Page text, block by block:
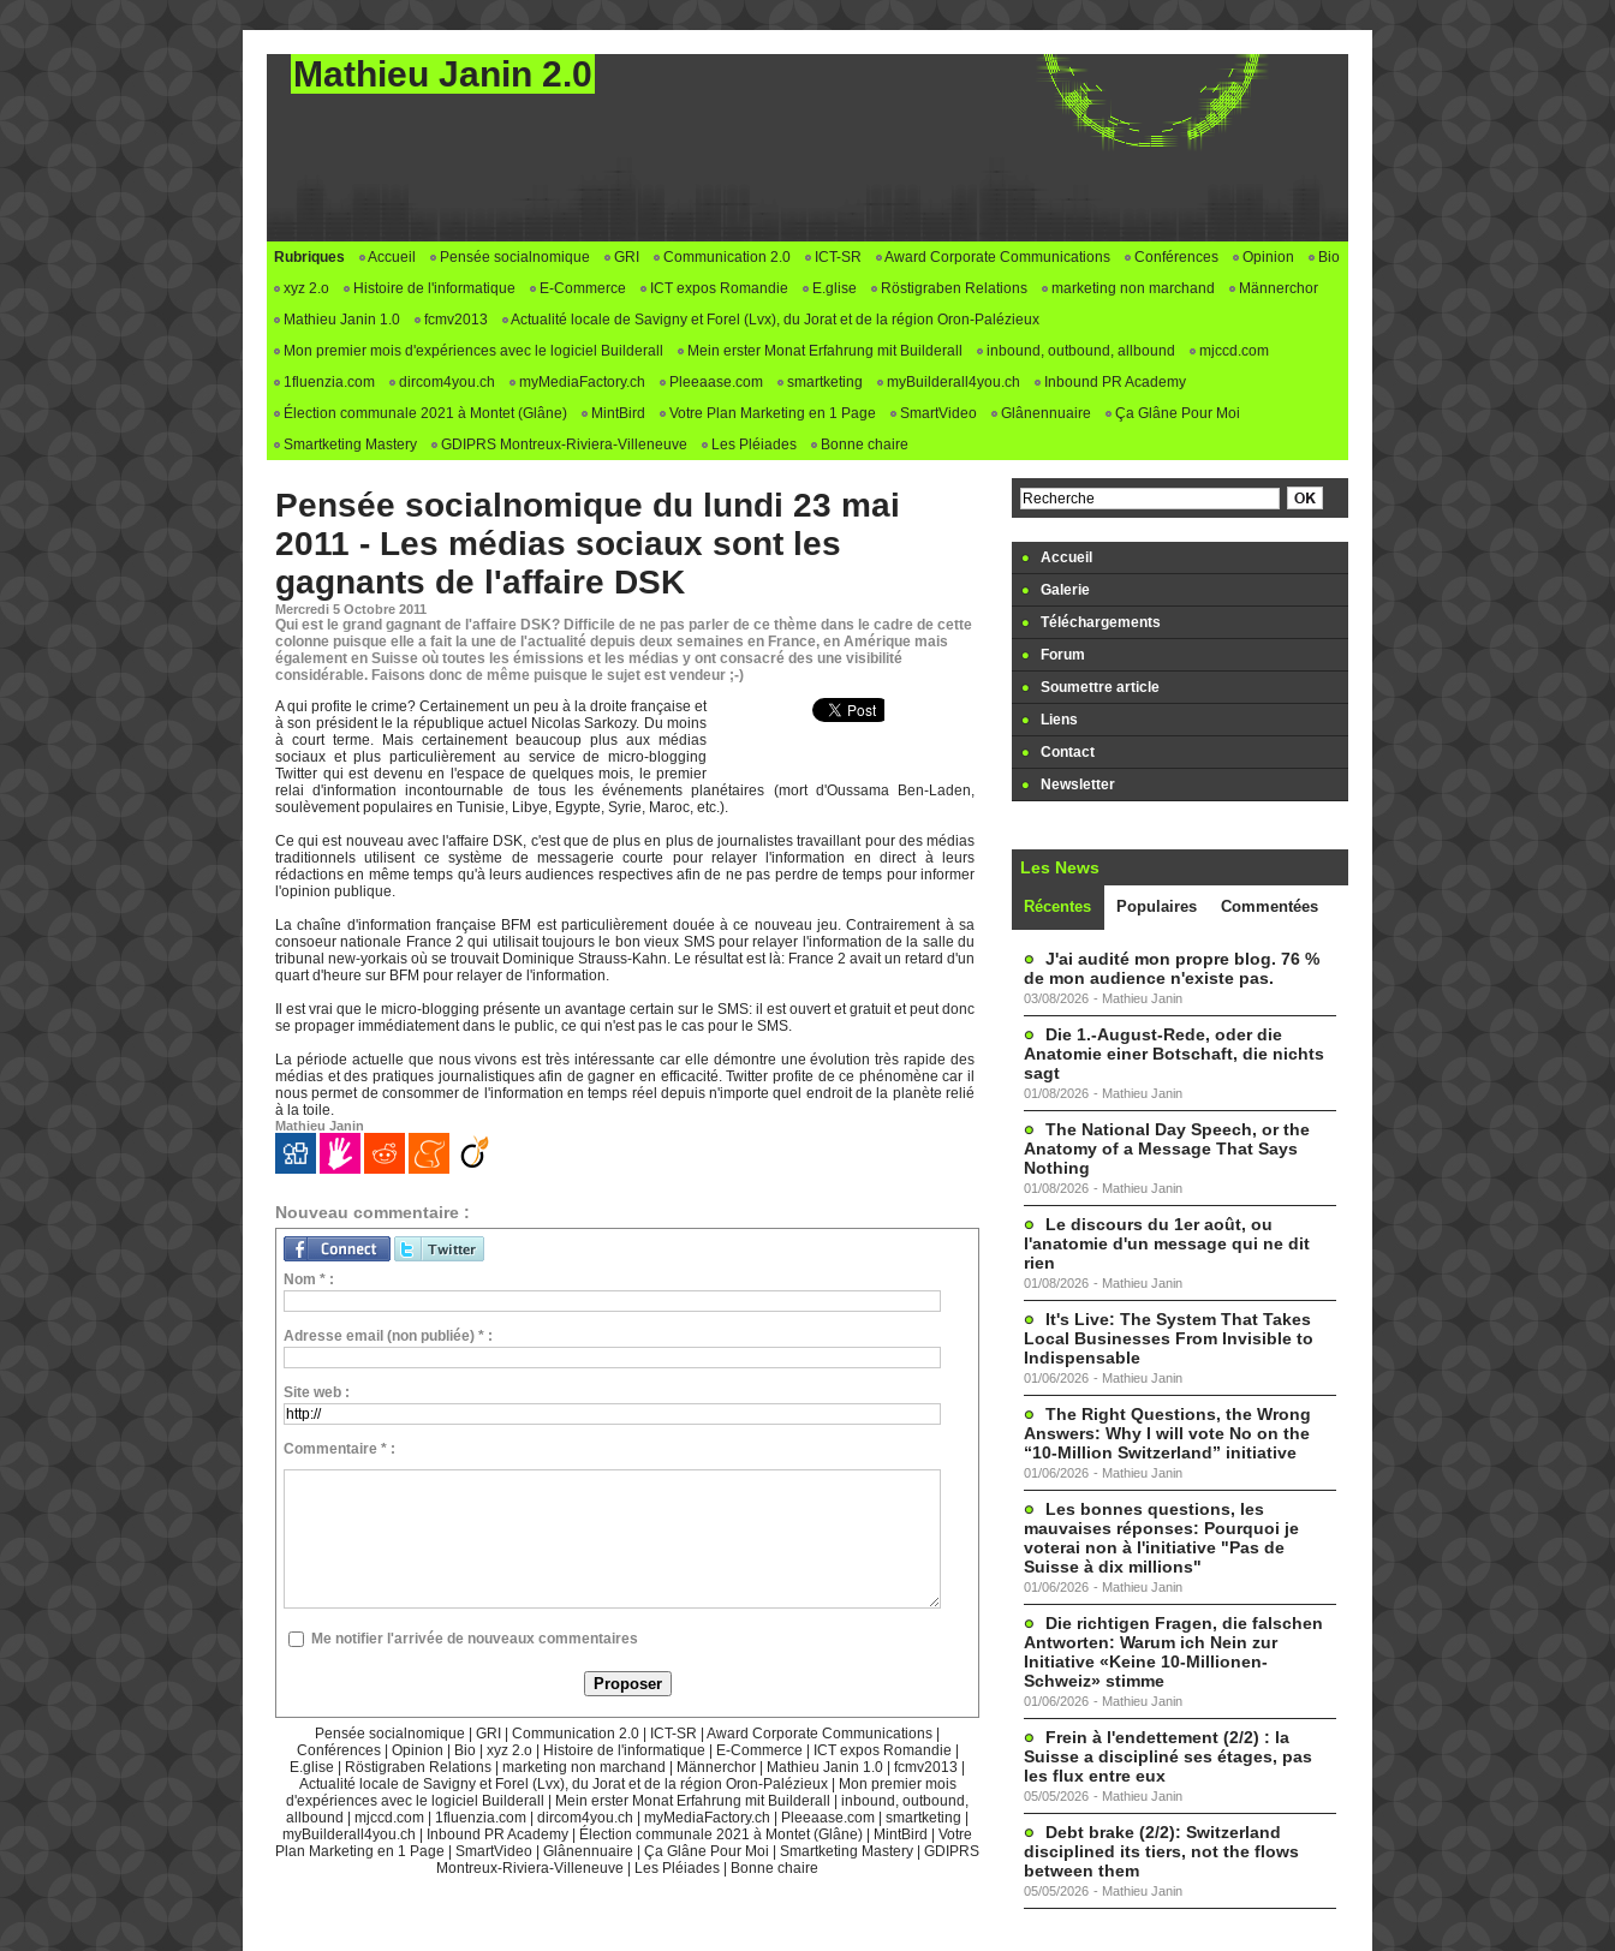
Mathieu Janin 2.0
Rubriques Accueil Pensée socialnomique GRI Communication 2.0 ICT-SR Award Corporate Communications Conférences Opinion
Bio
xyz 2.o
Histoire de l'informatique E-Commerce ICT expos Romandie E.glise Röstigraben Relations marketing non marchand
Männerchor
Mathieu Janin 1.0
fcmv2013
Actualité locale de Savigny et Forel (Lvx), du Jorat et de la région Oron-Palézieux
Mon premier mois d'expériences avec le logiciel Builderall
Mein erster Monat Erfahrung mit Builderall inbound, outbound, allbound
mjccd.com
1fluenzia.com
dircom4you.ch myMediaFactory.ch Pleeaase.com smartketing myBuilderall4you.ch
Inbound PR Academy
Élection communale 2021 à Montet (Glâne)
MintBird Votre Plan Marketing en 1 Page SmartVideo Glânennuaire
Ça Glâne Pour Moi
Smartketing Mastery
GDIPRS Montreux-Riviera-Villeneuve Les Pléiades Bonne chaire
Pensée socialnomique du lundi 23 mai
2011 - Les médias sociaux sont les
gagnants de l'affaire DSK
Mercredi 5 Octobre 2011
Qui est le grand gagnant de l'affaire DSK? Difficile de ne pas parler de ce thème dans le cadre de cette
colonne puisque elle a fait la une de l'actualité depuis deux semaines en France, en Amérique mais
également en Suisse où toutes les émissions et les médias y ont consacré des une visibilité
considérable. Faisons donc de même puisque le sujet est vendeur ;-)
A qui profite le crime? Certainement un peu à la droite française et
à son président le la république actuel Nicolas Sarkozy. Du moins
à court terme. Mais certainement beaucoup plus aux médias
sociaux et plus particulièrement au service de micro-blogging
Twitter qui est devenu en l'espace de quelques mois, le premier
relai d'information incontournable de tous les événements planétaires (mort d'Oussama Ben-Laden,
soulèvement populaires en Tunisie, Libye, Egypte, Syrie, Maroc, etc.).
Ce qui est nouveau avec l'affaire DSK, c'est que de plus en plus de journalistes travaillant pour des médias
traditionnels utilisent ce système de messagerie courte pour relayer l'information en direct à leurs
rédactions en même temps qu'à leurs audiences respectives afin de ne pas perdre de temps pour informer
l'opinion publique.
La chaîne d'information française BFM est particulièrement douée à ce nouveau jeu. Contrairement à sa
consoeur nationale France 2 qui utilisait toujours le bon vieux SMS pour relayer l'information de la salle du
tribunal new-yorkais où se trouvait Dominique Strauss-Kahn. Le résultat est là: France 2 avait un retard d'un
quart d'heure sur BFM pour relayer de l'information.
Il est vrai que le micro-blogging présente un avantage certain sur le SMS: il est ouvert et gratuit et peut donc
se propager immédiatement dans le public, ce qui n'est pas le cas pour le SMS.
La période actuelle que nous vivons est très intéressante car elle démontre une évolution très rapide des
médias et des pratiques journalistiques afin de gagner en efficacité. Twitter profite de ce phénomène car il
nous permet de consommer de l'information en temps réel depuis n'importe quel endroit de la planète relié
à la toile.
Mathieu Janin
Nouveau commentaire :
Nom * :
Adresse email (non publiée) * :
Site web :
Commentaire * :
Me notifier l'arrivée de nouveaux commentaires
Pensée socialnomique GRI Communication 2.0 ICT-SR Award Corporate Communications
Conférences
Opinion Bio xyz 2.o Histoire de l'informatique E-Commerce ICT expos Romandie
E.glise
Röstigraben Relations marketing non marchand Männerchor Mathieu Janin 1.0 fcmv2013
Actualité locale de Savigny et Forel (Lvx), du Jorat et de la région Oron-Palézieux
Mon premier mois
d'expériences avec le logiciel Builderall
Mein erster Monat Erfahrung mit Builderall
inbound, outbound,
allbound
mjccd.com 1fluenzia.com dircom4you.ch myMediaFactory.ch Pleeaase.com smartketing
myBuilderall4you.ch
Inbound PR Academy Élection communale 2021 à Montet (Glâne) MintBird
Votre
Plan Marketing en 1 Page
SmartVideo Glânennuaire Ça Glâne Pour Moi Smartketing Mastery
GDIPRS
Montreux-Riviera-Villeneuve
Les Pléiades Bonne chaire
Accueil
Galerie
Téléchargements
Forum
Soumettre article
Liens
Contact
Newsletter
Les News
Récentes Populaires Commentées
J'ai audité mon propre blog. 76 %
de mon audience n'existe pas.
03/08/2026 - Mathieu Janin
Die 1.-August-Rede, oder die
Anatomie einer Botschaft, die nichts
sagt
01/08/2026 - Mathieu Janin
The National Day Speech, or the
Anatomy of a Message That Says
Nothing
01/08/2026 - Mathieu Janin
Le discours du 1er août, ou
l'anatomie d'un message qui ne dit
rien
01/08/2026 - Mathieu Janin
It's Live: The System That Takes
Local Businesses From Invisible to
Indispensable
01/06/2026 - Mathieu Janin
The Right Questions, the Wrong
Answers: Why I will vote No on the
“10-Million Switzerland” initiative
01/06/2026 - Mathieu Janin
Les bonnes questions, les
mauvaises réponses: Pourquoi je
voterai non à l'initiative "Pas de
Suisse à dix millions"
01/06/2026 - Mathieu Janin
Die richtigen Fragen, die falschen
Antworten: Warum ich Nein zur
Initiative «Keine 10-Millionen-
Schweiz» stimme
01/06/2026 - Mathieu Janin
Frein à l'endettement (2/2) : la
Suisse a discipliné ses étages, pas
les flux entre eux
05/05/2026 - Mathieu Janin
Debt brake (2/2): Switzerland
disciplined its tiers, not the flows
between them
05/05/2026 - Mathieu Janin